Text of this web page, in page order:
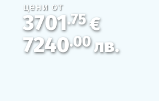
КРУИЗИ
LAST MINUTE
цени от
3701.75€
7240.00лв.